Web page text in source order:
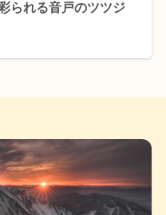
られる音戸のツツジ